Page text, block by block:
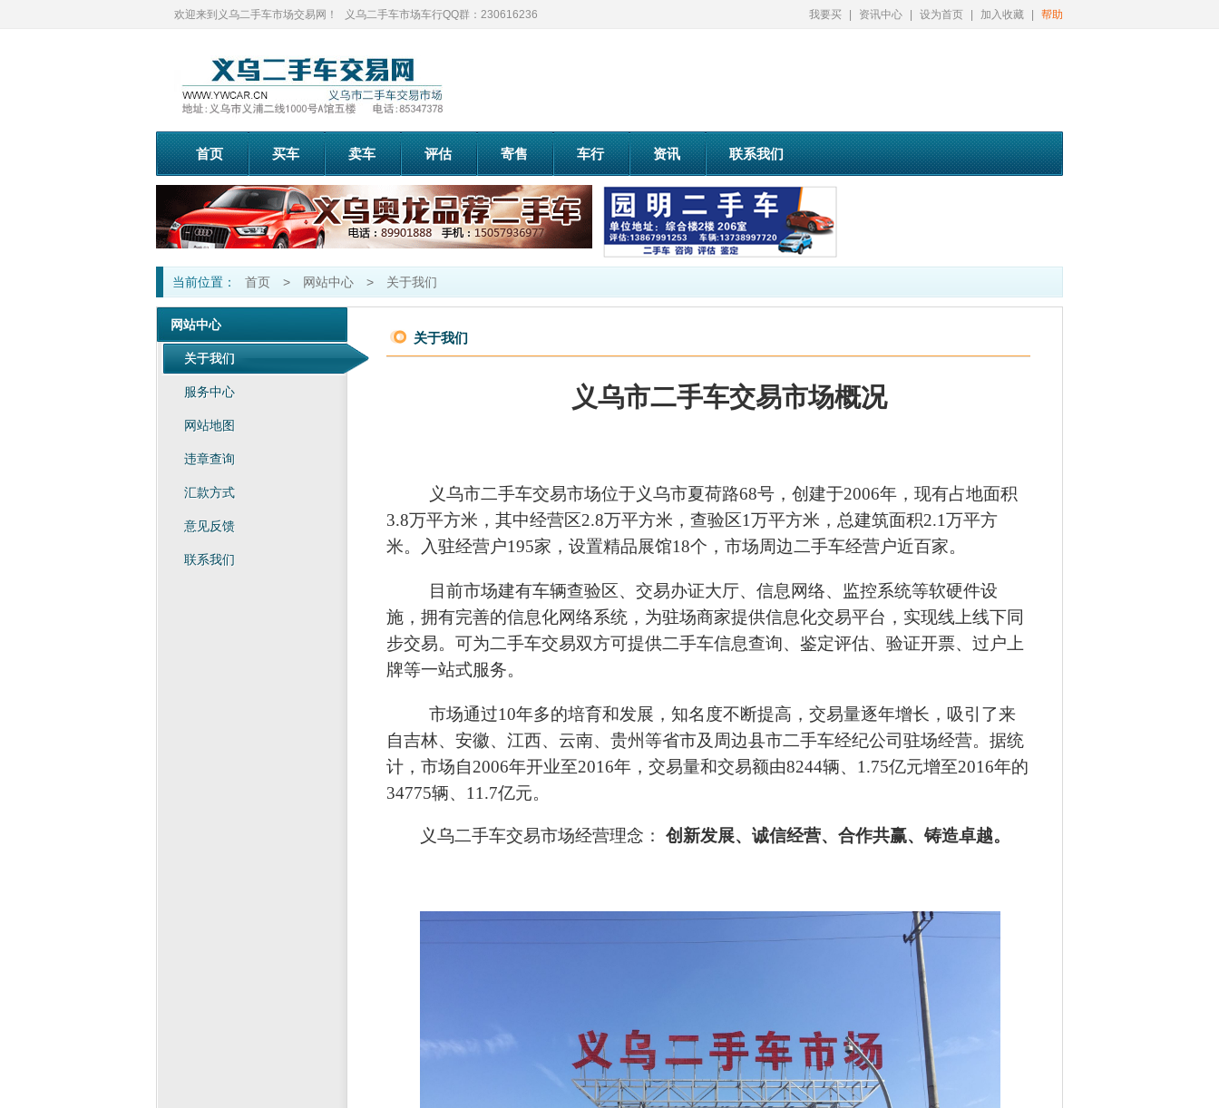
欢迎来到义乌二手车市场交易网！ 义乌二手车市场车行QQ群：230616236 我要买 资讯中心 设为首页 加入收藏 帮助
首页 买车 卖车 评估 寄售 车行 资讯 联系我们
当前位置： 首页 > 网站中心 > 关于我们
网站中心
关于我们
服务中心
网站地图
违章查询
汇款方式
意见反馈
联系我们
关于我们
义乌市二手车交易市场概况
义乌市二手车交易市场位于义乌市夏荷路68号，创建于2006年，现有占地面积
3.8万平方米，其中经营区2.8万平方米，查验区1万平方米，总建筑面积2.1万平方
米。入驻经营户195家，设置精品展馆18个，市场周边二手车经营户近百家。
目前市场建有车辆查验区、交易办证大厅、信息网络、监控系统等软硬件设
施，拥有完善的信息化网络系统，为驻场商家提供信息化交易平台，实现线上线下同
步交易。可为二手车交易双方可提供二手车信息查询、鉴定评估、验证开票、过户上
牌等一站式服务。
市场通过10年多的培育和发展，知名度不断提高，交易量逐年增长，吸引了来
自吉林、安徽、江西、云南、贵州等省市及周边县市二手车经纪公司驻场经营。据统
计，市场自2006年开业至2016年，交易量和交易额由8244辆、 1.75亿元增至2016年的
34775辆、 11.7亿元。
义乌二手车交易市场经营理念：创新发展、诚信经营、合作共赢、铸造卓越。